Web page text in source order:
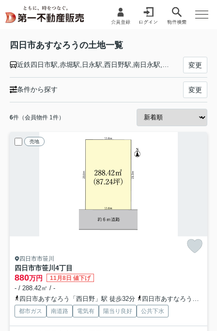
四日市あすなろうの土地一覧
近鉄四日市駅,赤堀駅,日永駅,西日野駅,南日永駅,泊駅,追分駅,小古曽駅,内部駅 変更
条件から探す 変更
6件（会員物件 1件）
売地
四日市市笹川
四日市市笹川4丁目
880万円 11月8日 値下げ
- / 288.42㎡ / -
四日市あすなろう「西日野」駅 徒歩32分
四日市あすなろう「泊」駅 徒歩46分
都市ガス 南道路 電気有 陽当り良好 公共下水